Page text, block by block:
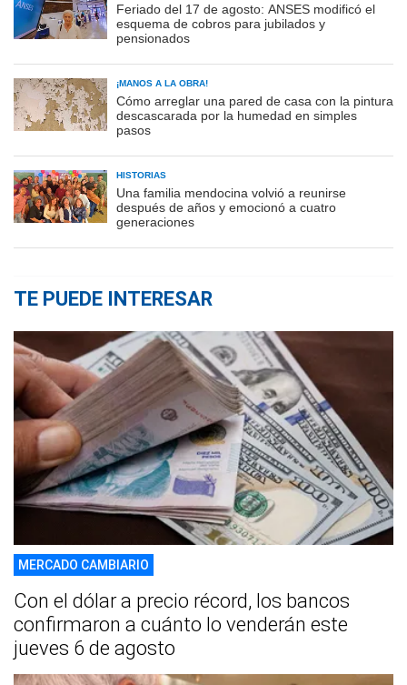
Feriado del 17 de agosto: ANSES modificó el
esquema de cobros para jubilados y
pensionados
¡MANOS A LA OBRA!
Cómo arreglar una pared de casa con la pintura
descascarada por la humedad en simples
pasos
HISTORIAS
Una familia mendocina volvió a reunirse
después de años y emocionó a cuatro
generaciones
TE PUEDE INTERESAR
MERCADO CAMBIARIO
Con el dólar a precio récord, los bancos
confirmaron a cuánto lo venderán este
jueves 6 de agosto